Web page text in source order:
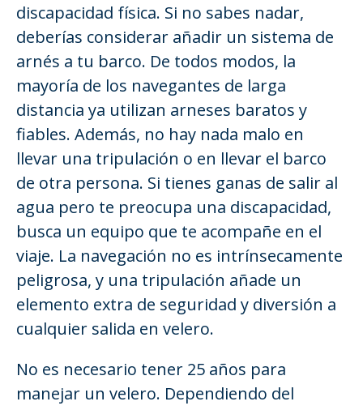
discapacidad física. Si no sabes nadar,
deberías considerar añadir un sistema de
arnés a tu barco. De todos modos, la
mayoría de los navegantes de larga
distancia ya utilizan arneses baratos y
fiables. Además, no hay nada malo en
llevar una tripulación o en llevar el barco
de otra persona. Si tienes ganas de salir al
agua pero te preocupa una discapacidad,
busca un equipo que te acompañe en el
viaje. La navegación no es intrínsecamente
peligrosa, y una tripulación añade un
elemento extra de seguridad y diversión a
cualquier salida en velero.
No es necesario tener 25 años para
manejar un velero. Dependiendo del